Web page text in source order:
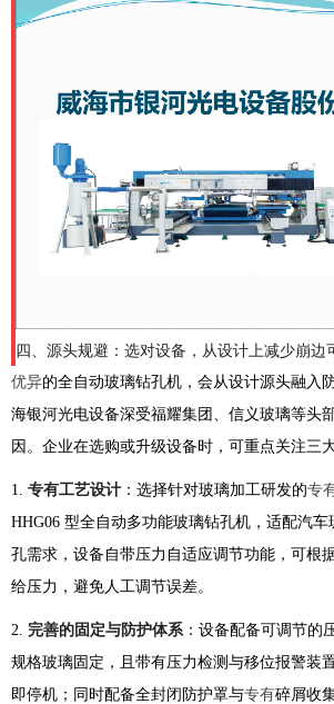
四、源头规避：选对设备，从设计上减少崩边
优异的全自动玻璃钻孔机，会从设计源头融入
海银河光电设备深受福耀集团、信义玻璃等头
因。企业在选购或升级设备时，可重点关注三
1. 专有工艺设计 ：选择针对玻璃加工研发的专
HHG06 型全自动多功能玻璃钻孔机，适配汽
孔需求，设备自带压力自适应调节功能，可根
给压力，避免人工调节误差。
2. 完善的固定与防护体系 ：设备配备可调节的
规格玻璃固定，且带有压力检测与移位报警装
即停机；同时配备全封闭防护罩与专有碎屑收